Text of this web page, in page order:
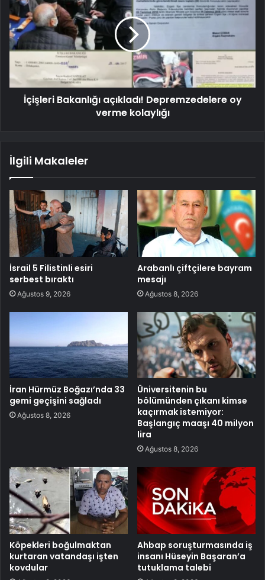
İçişleri Bakanlığı açıkladı! Depremzedelere oy
verme kolaylığı
İlgili Makaleler
İsrail 5 Filistinli esiri
serbest bıraktı
Ağustos 9, 2026
Arabanlı çiftçilere bayram
mesajı
Ağustos 8, 2026
İran Hürmüz Boğazı’nda 33
gemi geçişini sağladı
Ağustos 8, 2026
Üniversitenin bu
bölümünden çıkanı kimse
kaçırmak istemiyor:
Başlangıç maaşı 40 milyon
lira
Ağustos 8, 2026
Köpekleri boğulmaktan
kurtaran vatandaşı işten
kovdular
Ahbap soruşturmasında iş
insanı Hüseyin Başaran’a
tutuklama talebi